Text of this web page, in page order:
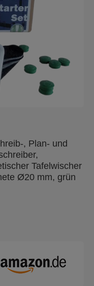
, Plan- und
Tafelwischer
Ø20 mm, grün